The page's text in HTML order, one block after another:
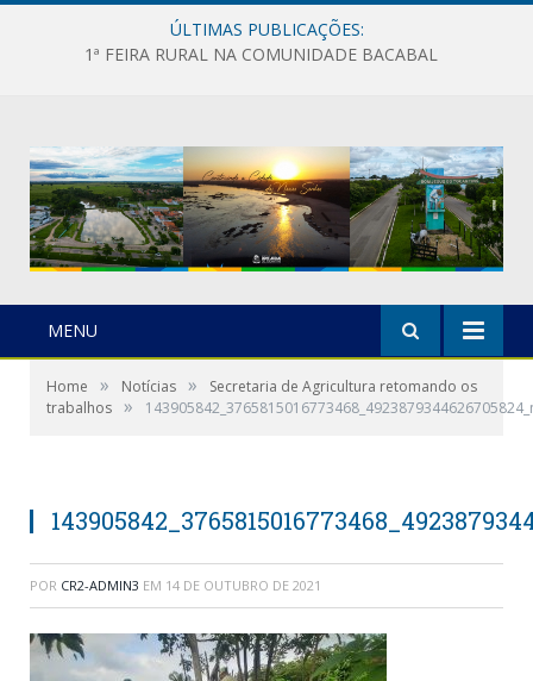
ÚLTIMAS PUBLICAÇÕES:
1ª FEIRA RURAL NA COMUNIDADE BACABAL
MENU
Home » Notícias »
Secretaria de Agricultura retomando os
trabalhos »
POR CR2-ADMIN3 EM 14 DE OUTUBRO DE 2021